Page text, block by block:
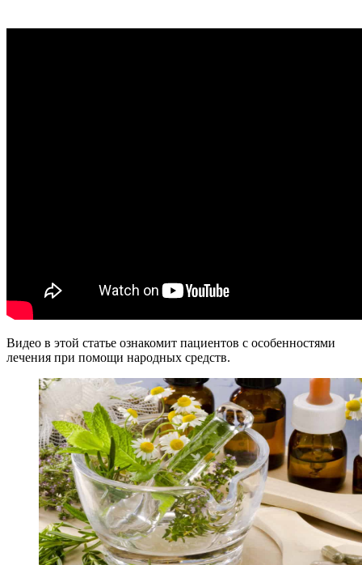
Видео в этой статье ознакомит пациентов с особенностями
лечения при помощи народных средств.